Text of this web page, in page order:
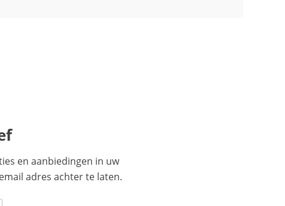
en aanbiedingen in uw
adres achter te laten.